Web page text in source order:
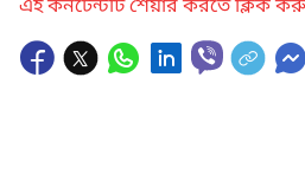
এই কনটেন্টটি শেয়ার করতে ক্লিক